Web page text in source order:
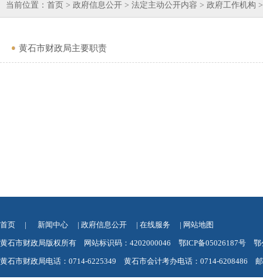
当前位置： 首页 > 政府信息公开 > 法定主动公开内容 > 政府工作机构
黄石市财政局主要职责
首页 | 新闻中心 | 政府信息公开 | 在线服务 | 网站地图
黄石市财政局版权所有 网站标识码：4202000046 鄂ICP备05026187号 鄂
黄石市财政局电话：0714-6225349 黄石市会计考办电话：0714-6208486